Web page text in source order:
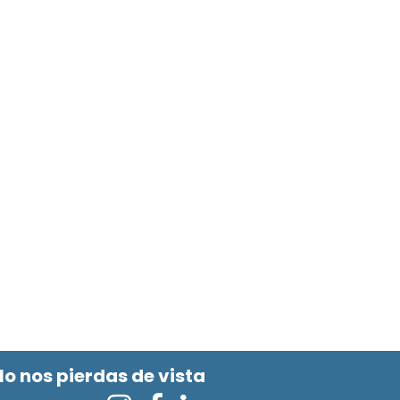
nos pierdas de vista